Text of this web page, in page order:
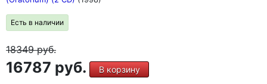
Есть в наличии
18349руб.
16787 руб. В корзину